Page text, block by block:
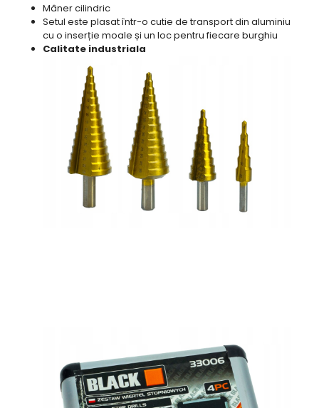
Mâner cilindric
Setul este plasat într-o cutie de transport din aluminiu
cu o inserție moale și un loc pentru fiecare burghiu
Calitate industriala